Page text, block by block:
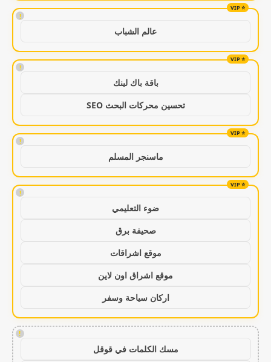
!
عالم الشباب
!
باقة باك لينك
تحسين محركات البحث SEO
!
ماسنجر المسلم
!
ضوء التعليمي
صحيفة برق
موقع اشراقات
موقع اشراق اون لاين
اركان سياحة وسفر
!
مسك الكلمات في قوقل